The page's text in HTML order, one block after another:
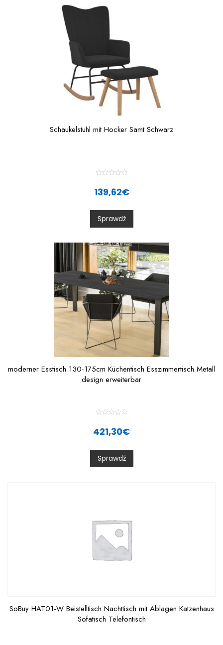
5
Schaukelstuhl mit Hocker Samt Schwarz
0
o
t
5
139,62€
Sprawdź
moderner Esstisch 130-175cm Küchentisch Esszimmertisch Metall
design erweiterbar
t
0
o
t
421,30€
Sprawdź
SoBuy HAT01-W Beistelltisch Nachttisch mit Ablagen Katzenhaus
Sofatisch Telefontisch